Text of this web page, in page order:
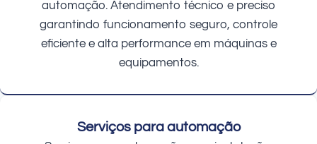
automação. Atendimento técnico e preciso
garantindo funcionamento seguro, controle
eficiente e alta performance em máquinas e
equipamentos.
Serviços para automação